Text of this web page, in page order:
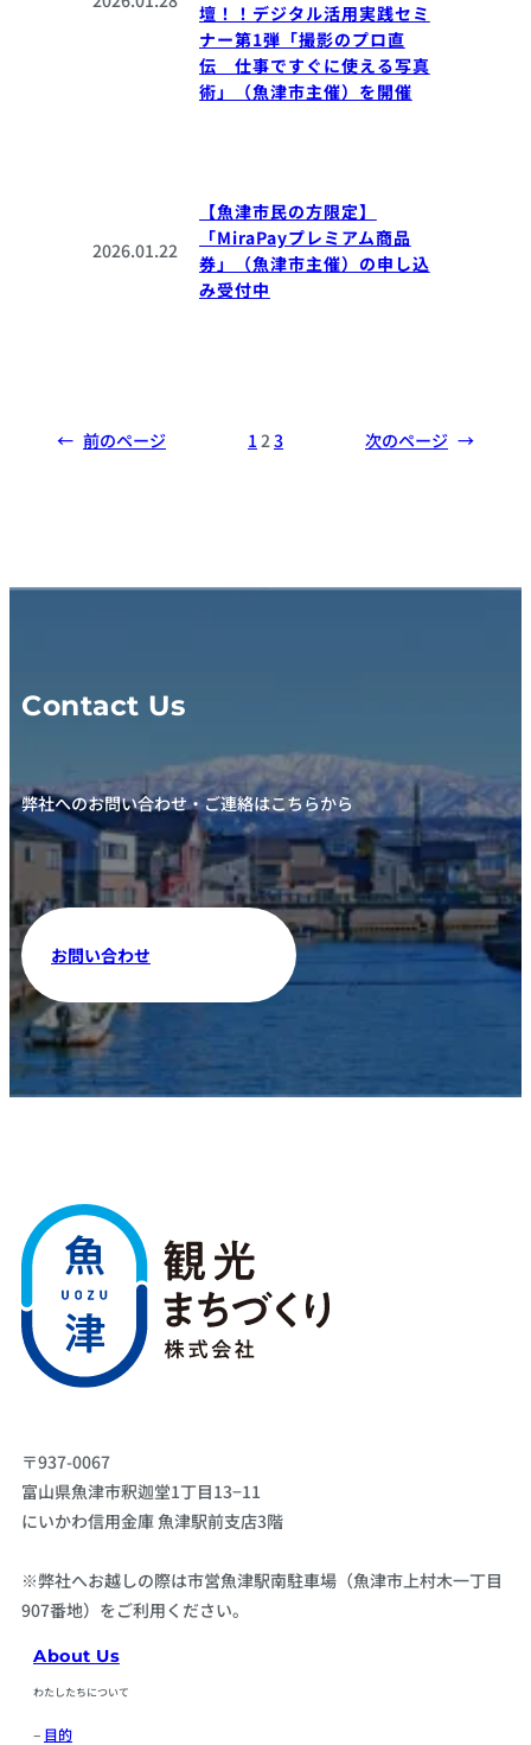
壇！！デジタル活用実践セミ
ナー第1弾「撮影のプロ直
伝 仕事ですぐに使える写真
術」（魚津市主催）を開催
2026.01.22
【魚津市民の方限定】
「MiraPayプレミアム商品
券」（魚津市主催）の申し込
み受付中
← 前のページ 123 次のページ →
Contact Us
弊社へのお問い合わせ・ご連絡はこちらから
お問い合わせ
〒937-0067
富山県魚津市釈迦堂1丁目13−11
にいかわ信用金庫 魚津駅前支店3階
※弊社へお越しの際は市営魚津駅南駐車場（魚津市上村木一丁目
907番地）をご利用ください。
About Us
わたしたちについて
– 目的